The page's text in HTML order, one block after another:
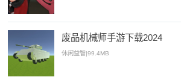
废品机械师手游下载2024
休闲益智|99.4MB